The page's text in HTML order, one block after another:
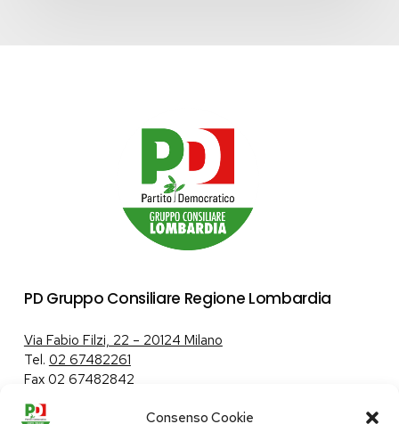
Consenso Cookie
PD Gruppo Consiliare Regione Lombardia
Via Fabio Filzi, 22 – 20124 Milano
Tel. 02 67482261
Fax 02 67482842
Tutela dei dati personali|Politica sui cookie